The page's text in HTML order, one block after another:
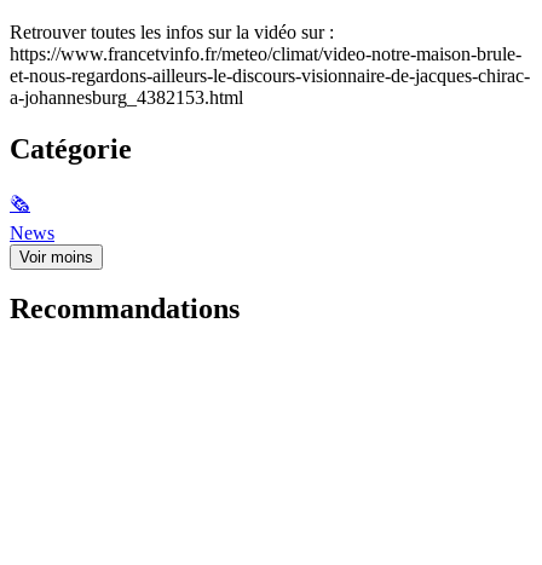
Retrouver toutes les infos sur la vidéo sur :
https://www.francetvinfo.fr/meteo/climat/video-notre-maison-brule-
et-nous-regardons-ailleurs-le-discours-visionnaire-de-jacques-chirac-
a-johannesburg_4382153.html
Catégorie
🗞
News
Voir moins
Recommandations